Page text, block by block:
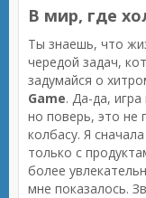
В мир, где
Ты знаешь, что
чередой задач,
задумайся о
Game. Да-да,
но поверь, это не
колбасу. Я
только с
более
мне показалось.